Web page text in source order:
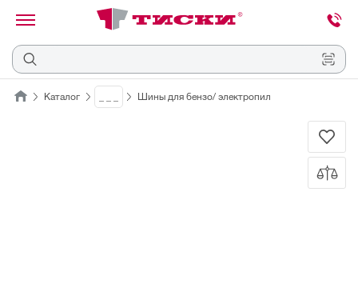
Отмена
Каталог Шины для бензо/ электропил